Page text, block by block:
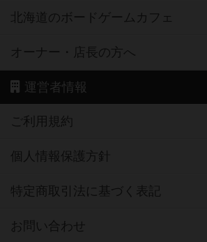
北海道のボードゲームカフェ
オーナー・店長の方へ
運営者情報
ご利用規約
個人情報保護方針
特定商取引法に基づく表記
お問い合わせ